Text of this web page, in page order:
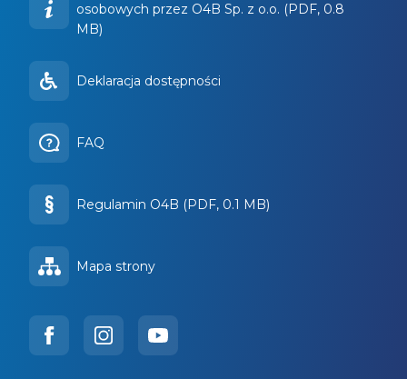
osobowych przez O4B Sp. z o.o. (PDF, 0.8
MB)
Deklaracja dostępności
FAQ
Regulamin O4B (PDF, 0.1 MB)
Mapa strony